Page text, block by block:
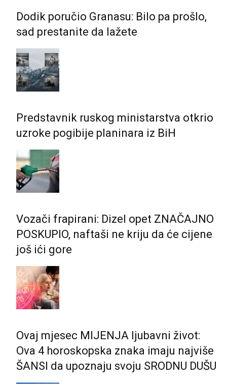
Dodik poručio Granasu: Bilo pa prošlo,
sad prestanite da lažete
Predstavnik ruskog ministarstva otkrio
uzroke pogibije planinara iz BiH
Vozači frapirani: Dizel opet ZNAČAJNO
POSKUPIO, naftaši ne kriju da će cijene
još ići gore
Ovaj mjesec MIJENJA ljubavni život:
Ova 4 horoskopska znaka imaju najviše
ŠANSI da upoznaju svoju SRODNU DUŠU